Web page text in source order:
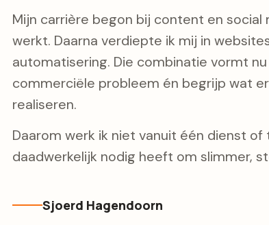
Mijn carrière begon bij content en social
werkt. Daarna verdiepte ik mij in
automatisering. Die combinatie vormt
commerciële probleem én begrijp wat
realiseren.
Daarom werk ik niet vanuit één dienst
daadwerkelijk nodig heeft om slimmer,
Sjoerd Hagendoorn